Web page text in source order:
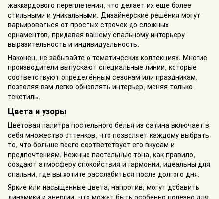
жаккардового переплетения, что делает их еще более
стильными и уникальными. Дизайнерские решения могут
варьироваться от простых строчек до сложных
орнаментов, придавая вашему спальному интерьеру
выразительность и индивидуальность.
Наконец, не забывайте о тематических коллекциях. Многие
производители выпускают специальные линии, которые
соответствуют определённым сезонам или праздникам,
позволяя вам легко обновлять интерьер, меняя только
текстиль.
Цвета и узоры
Цветовая палитра постельного белья из сатина включает в
себя множество оттенков, что позволяет каждому выбрать
то, что больше всего соответствует его вкусам и
предпочтениям. Нежные пастельные тона, как правило,
создают атмосферу спокойствия и гармонии, идеальны для
спальни, где вы хотите расслабиться после долгого дня.
Яркие или насыщенные цвета, напротив, могут добавить
динамики и энергии, что может быть особенно полезно для